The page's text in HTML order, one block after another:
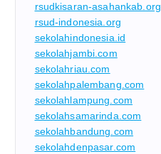
rsudkisaran-asahankab.org
rsud-indonesia.org
sekolahindonesia.id
sekolahjambi.com
sekolahriau.com
sekolahpalembang.com
sekolahlampung.com
sekolahsamarinda.com
sekolahbandung.com
sekolahdenpasar.com